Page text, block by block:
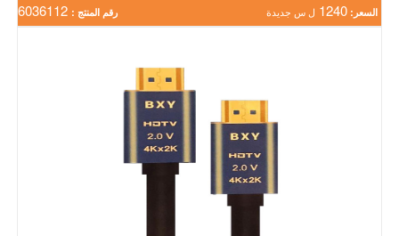
السعر: 1240 ل س جديدة رقم المنتج :